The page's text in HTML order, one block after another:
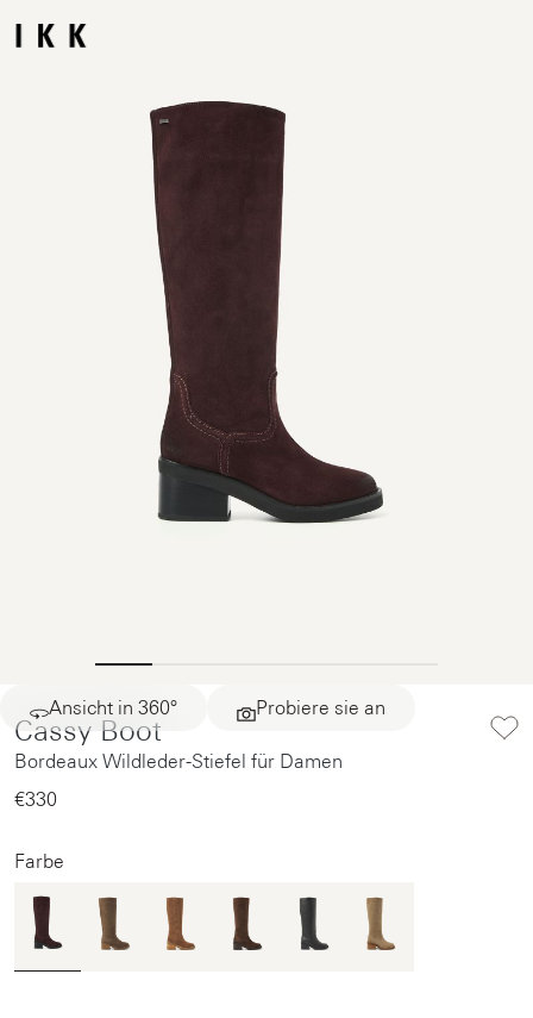
Ansicht in 360° Probiere sie an
Cassy Boot
Bordeaux Wildleder-Stiefel für Damen
€330‌
Farbe